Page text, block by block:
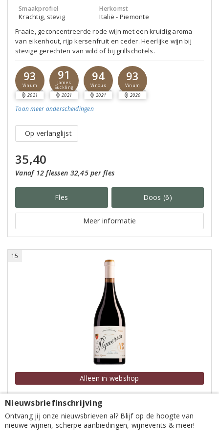
Smaakprofiel
Krachtig, stevig
Herkomst
Italië - Piemonte
Fraaie, geconcentreerde rode wijn met een kruidig aroma
van eikenhout, rijp kersenfruit en ceder. Heerlijke wijn bij
stevige gerechten van wild of bij grillschotels.
93
Vinum
2021
91
James
Suckling
2021
94
Vinous
2021
93
Vinum
2020
Toon meer onderscheidingen
Op verlanglijst
35,40
Vanaf 12 flessen 32,45 per fles
Fles Doos (6)
Meer informatie
15
Alleen in webshop
Bodegas Piqueras Almansa V.S.
Monastrell-Garnacha Tintorera 2019
Nieuwsbriefinschrijving
Ontvang jij onze nieuwsbrieven al? Blijf op de hoogte van
nieuwe wijnen, scherpe aanbiedingen, wijnevents & meer!